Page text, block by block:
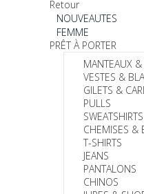
Retour
NOUVEAUTES
FEMME
PRÊT À PORTER
MANTEAUX
VESTES &
GILETS &
PULLS
SWEATSHIRTS
CHEMISES &
T-SHIRTS
JEANS
PANTALONS
CHINOS